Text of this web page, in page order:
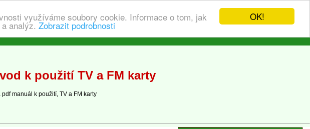
OK!
využíváme soubory cookie. Informace o tom, jak
analýz. Zobrazit podrobnosti
k použití TV a FM karty
manuál k použití, TV a FM karty